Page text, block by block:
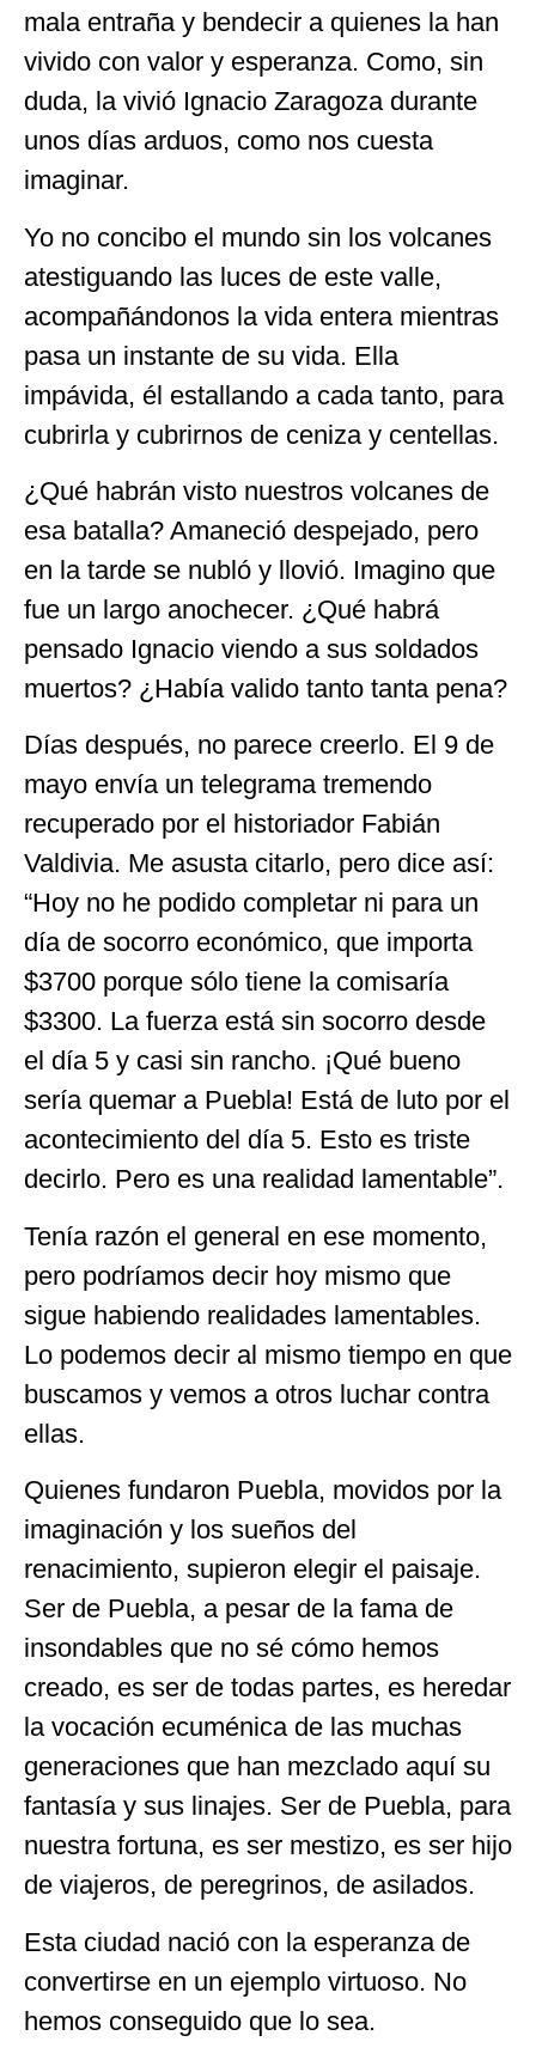
mala entraña y bendecir a quienes la han
vivido con valor y esperanza. Como, sin
duda, la vivió Ignacio Zaragoza durante
unos días arduos, como nos cuesta
imaginar.
Yo no concibo el mundo sin los volcanes
atestiguando las luces de este valle,
acompañándonos la vida entera mientras
pasa un instante de su vida. Ella
impávida, él estallando a cada tanto, para
cubrirla y cubrirnos de ceniza y centellas.
¿Qué habrán visto nuestros volcanes de
esa batalla? Amaneció despejado, pero
en la tarde se nubló y llovió. Imagino que
fue un largo anochecer. ¿Qué habrá
pensado Ignacio viendo a sus soldados
muertos? ¿Había valido tanto tanta pena?
Días después, no parece creerlo. El 9 de
mayo envía un telegrama tremendo
recuperado por el historiador Fabián
Valdivia. Me asusta citarlo, pero dice así:
“Hoy no he podido completar ni para un
día de socorro económico, que importa
$3700 porque sólo tiene la comisaría
$3300. La fuerza está sin socorro desde
el día 5 y casi sin rancho. ¡Qué bueno
sería quemar a Puebla! Está de luto por el
acontecimiento del día 5. Esto es triste
decirlo. Pero es una realidad lamentable”.
Tenía razón el general en ese momento,
pero podríamos decir hoy mismo que
sigue habiendo realidades lamentables.
Lo podemos decir al mismo tiempo en que
buscamos y vemos a otros luchar contra
ellas.
Quienes fundaron Puebla, movidos por la
imaginación y los sueños del
renacimiento, supieron elegir el paisaje.
Ser de Puebla, a pesar de la fama de
insondables que no sé cómo hemos
creado, es ser de todas partes, es heredar
la vocación ecuménica de las muchas
generaciones que han mezclado aquí su
fantasía y sus linajes. Ser de Puebla, para
nuestra fortuna, es ser mestizo, es ser hijo
de viajeros, de peregrinos, de asilados.
Esta ciudad nació con la esperanza de
convertirse en un ejemplo virtuoso. No
hemos conseguido que lo sea.